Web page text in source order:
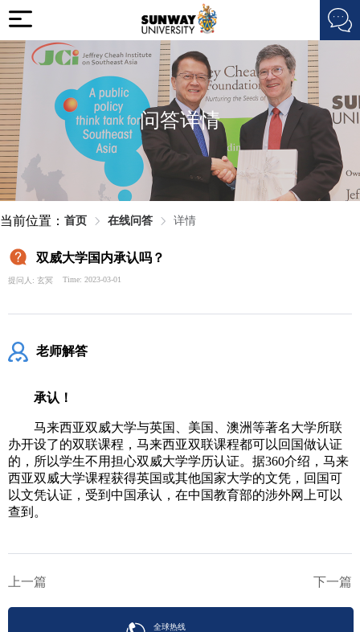
问答详情
当前位置： 首页 在线问答 详情
双威大学国内承认吗？
提问人: 玄冥 Time: 2023-03-01
老师解答
承认！
马来西亚双威大学与英国、美国、澳洲等著名大学所联
办开设了的双联课程，马来西亚双联课程都可以回国做认证
的，所以学生不用担心双威大学学历认证。据360介绍，马来
西亚双威大学课程获得英国或其他国家大学的文凭，回国可
以文凭认证，受到中国承认，在中国教育部的涉外网上可以
查到。
上一篇 下一篇
全球热线